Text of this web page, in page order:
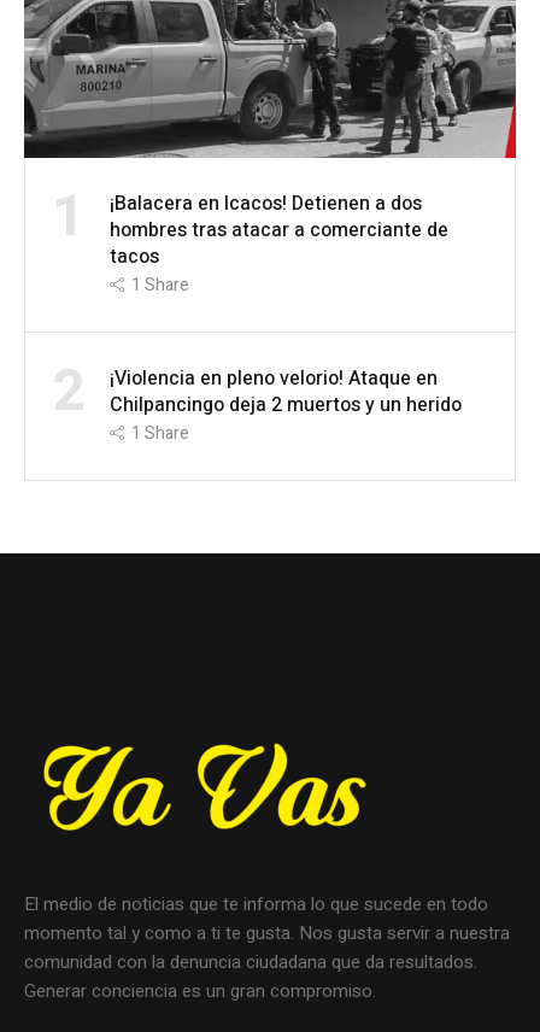
1
¡Balacera en Icacos! Detienen a dos
hombres tras atacar a comerciante de
tacos
1 Share
2
¡Violencia en pleno velorio! Ataque en
Chilpancingo deja 2 muertos y un herido
1 Share
El medio de noticias que te informa lo que sucede en todo
momento tal y como a ti te gusta. Nos gusta servir a nuestra
comunidad con la denuncia ciudadana que da resultados.
Generar conciencia es un gran compromiso.